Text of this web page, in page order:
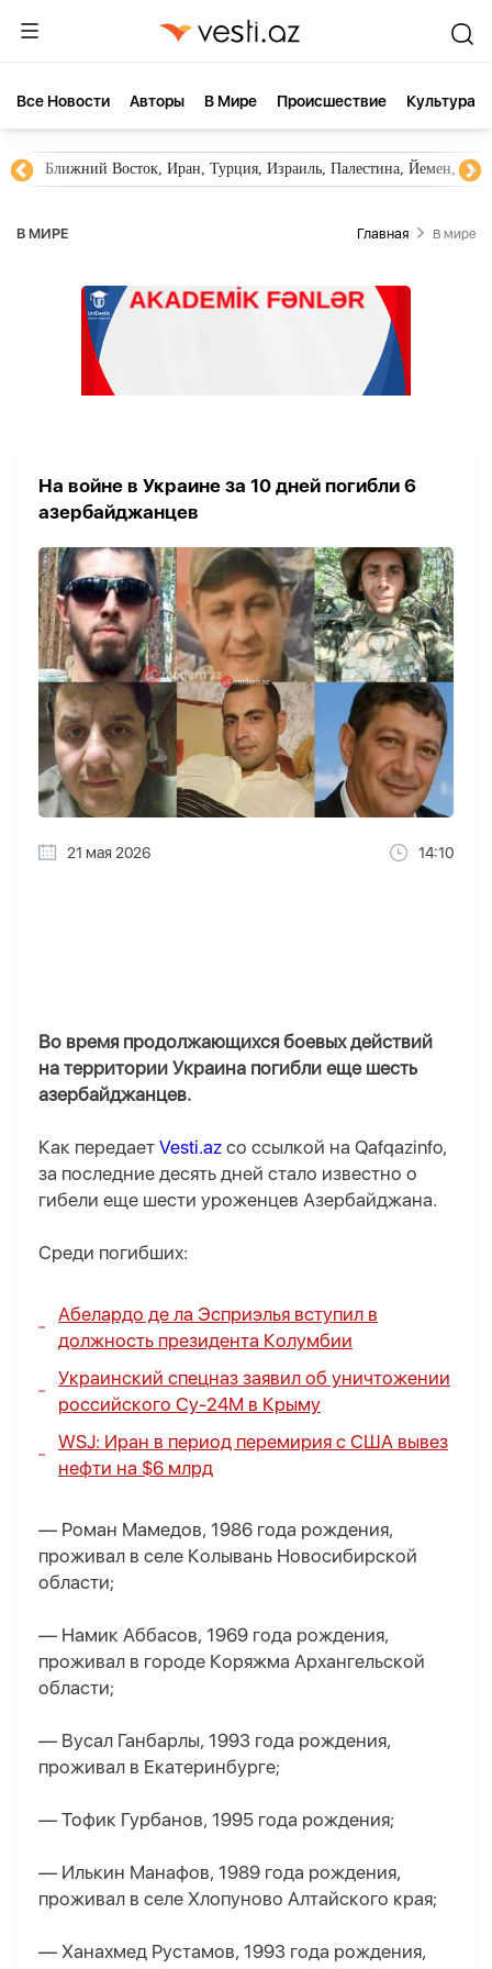
Все Новости Aвторы В Мире Происшествие Культура
Ближний Восток, Иран, Турция, Израиль, Палестина, Йемен,
В МИРЕ Главная В мире
На войне в Украине за 10 дней погибли 6
азербайджанцев
21 мая 2026 14:10
Во время продолжающихся боевых действий
на территории Украина погибли еще шесть
азербайджанцев.
Как передает Vesti.az со ссылкой на Qafqazinfo,
за последние десять дней стало известно о
гибели еще шести уроженцев Азербайджана.
Среди погибших:
Абелардо де ла Эсприэлья вступил в
должность президента Колумбии
Украинский спецназ заявил об уничтожении
российского Су-24М в Крыму
WSJ: Иран в период перемирия с США вывез
нефти на $6 млрд
— Роман Мамедов, 1986 года рождения,
проживал в селе Колывань Новосибирской
области;
— Намик Аббасов, 1969 года рождения,
проживал в городе Коряжма Архангельской
области;
— Вусал Ганбарлы, 1993 года рождения,
проживал в Екатеринбурге;
— Тофик Гурбанов, 1995 года рождения;
— Илькин Манафов, 1989 года рождения,
проживал в селе Хлопуново Алтайского края;
— Ханахмед Рустамов, 1993 года рождения,